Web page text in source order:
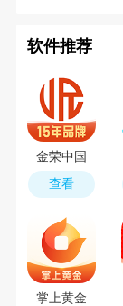
软件推荐
金荣中国
查看
掌上黄金